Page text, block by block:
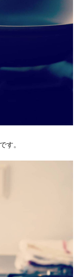
す。